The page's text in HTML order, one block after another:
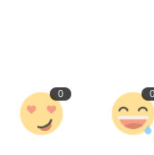
0 0